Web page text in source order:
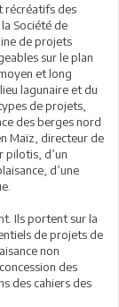
récréatifs des
Société de
de projets
sur le plan
et long
lagunaire et du
de projets,
des berges nord
Maïz, directeur de
pilotis, d’un
d’une
Ils portent sur la
de projets de
non
des
des cahiers des